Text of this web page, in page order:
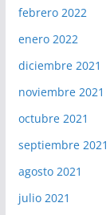
febrero 2022
enero 2022
diciembre 2021
noviembre 2021
octubre 2021
septiembre 2021
agosto 2021
julio 2021